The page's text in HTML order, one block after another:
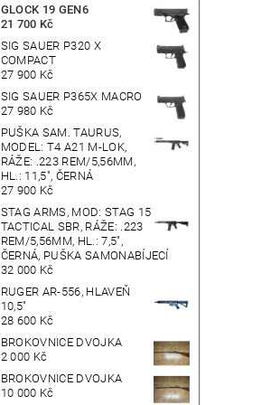
GLOCK 19 GEN6
21 700 Kč
SIG SAUER P320 X
COMPACT
27 900 Kč
SIG SAUER P365X MACRO
27 980 Kč
PUŠKA SAM. TAURUS,
MODEL: T4 A21 M-LOK,
RÁŽE: .223 REM/5,56MM,
HL.: 11,5", ČERNÁ
27 900 Kč
STAG ARMS, MOD: STAG 15
TACTICAL SBR, RÁŽE: .223
REM/5,56MM, HL.: 7,5",
ČERNÁ, PUŠKA SAMONABÍJECÍ
32 000 Kč
RUGER AR-556, HLAVEŇ
10,5"
28 600 Kč
BROKOVNICE DVOJKA
2 000 Kč
BROKOVNICE DVOJKA
10 000 Kč